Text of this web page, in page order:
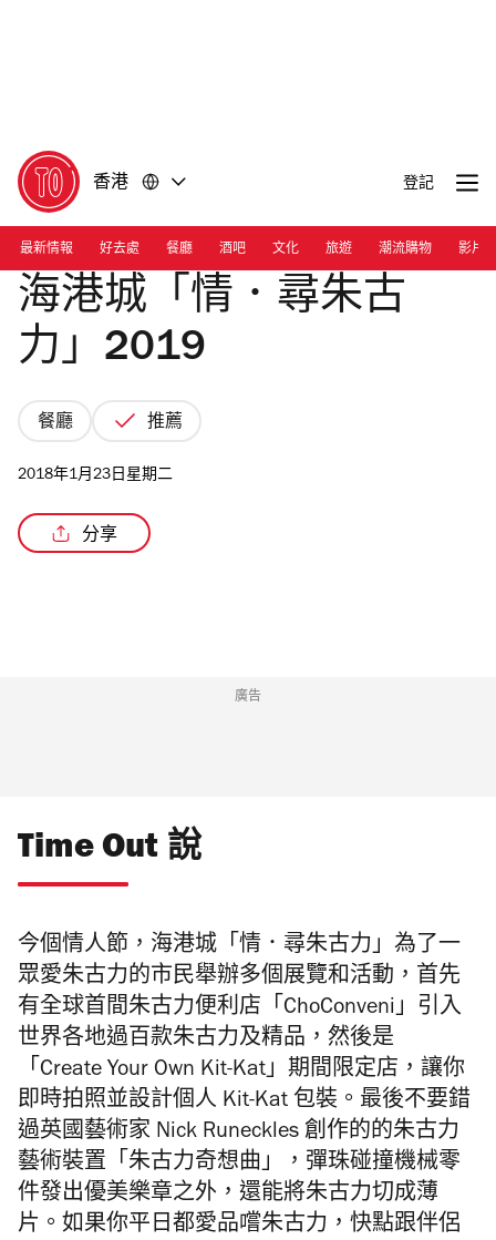
香港 登記
最新情報 好去處 餐廳 酒吧 文化 旅遊 潮流購物 影片
海港城「情．尋朱古
力」2019
餐廳 推薦
2018年1月23日星期二
分享
廣告
Time Out 說
今個情人節，海港城「情．尋朱古力」為了一
眾愛朱古力的市民舉辦多個展覽和活動，首先
有全球首間朱古力便利店「ChoConveni」引入
世界各地過百款朱古力及精品，然後是
「Create Your Own Kit-Kat」期間限定店，讓你
即時拍照並設計個人 Kit-Kat 包裝。最後不要錯
過英國藝術家 Nick Runeckles 創作的的朱古力
藝術裝置「朱古力奇想曲」，彈珠碰撞機械零
件發出優美樂章之外，還能將朱古力切成薄
片。如果你平日都愛品嚐朱古力，快點跟伴侶